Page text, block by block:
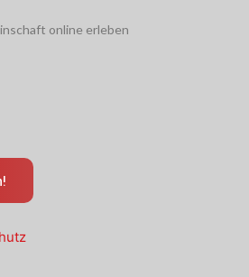
online erleben